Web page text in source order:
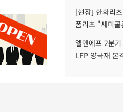
[현장] 한화리
폼리츠 "세미
엘앤에프 2분
LFP 양극재 본